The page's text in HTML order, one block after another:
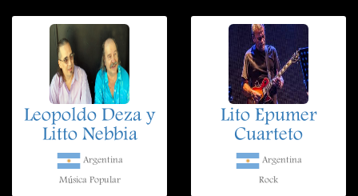
Leopoldo Deza y
Litto Nebbia
Argentina
Música Popular
Lito Epumer
Cuarteto
Argentina
Rock